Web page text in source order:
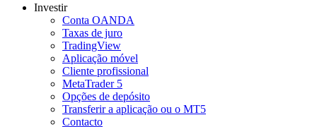
Investir
Conta OANDA
Taxas de juro
TradingView
Aplicação móvel
Cliente profissional
MetaTrader 5
Opções de depósito
Transferir a aplicação ou o MT5
Contacto